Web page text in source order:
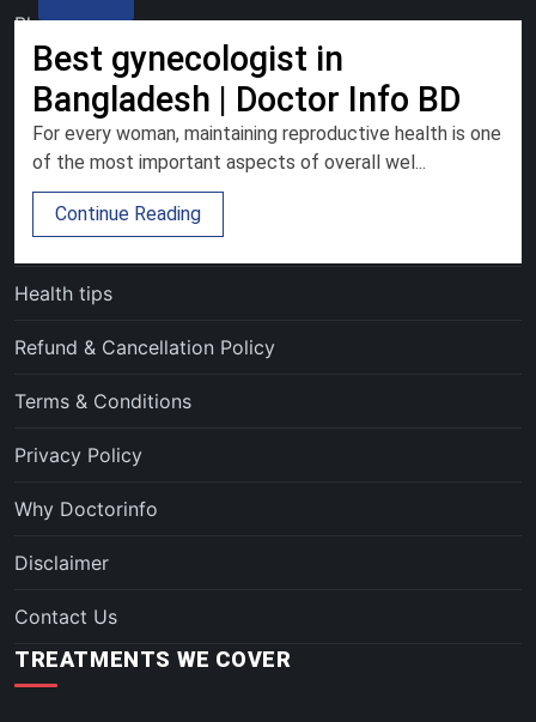
Best gynecologist in
Bangladesh | Doctor Info BD
For every woman, maintaining reproductive health is one
of the most important aspects of overall wel...
Continue Reading
Blogs
Article
Treatments
Hospitals
Doctors
Health tips
Refund & Cancellation Policy
Terms & Conditions
Privacy Policy
Why Doctorinfo
Disclaimer
Contact Us
TREATMENTS WE COVER